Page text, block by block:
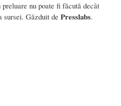
nu poate fi făcută decât
sursei. Găzduit de Presslabs.